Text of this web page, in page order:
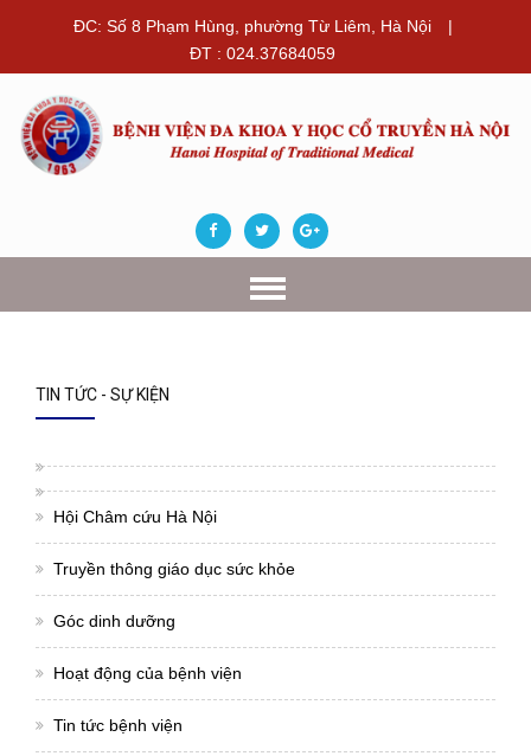
ĐC: Số 8 Phạm Hùng, phường Từ Liêm, Hà Nội
|
ĐT : 024.37684059
TIN TỨC - SỰ KIỆN
Hội Châm cứu Hà Nội
Truyền thông giáo dục sức khỏe
Góc dinh dưỡng
Hoạt động của bệnh viện
Tin tức bệnh viện